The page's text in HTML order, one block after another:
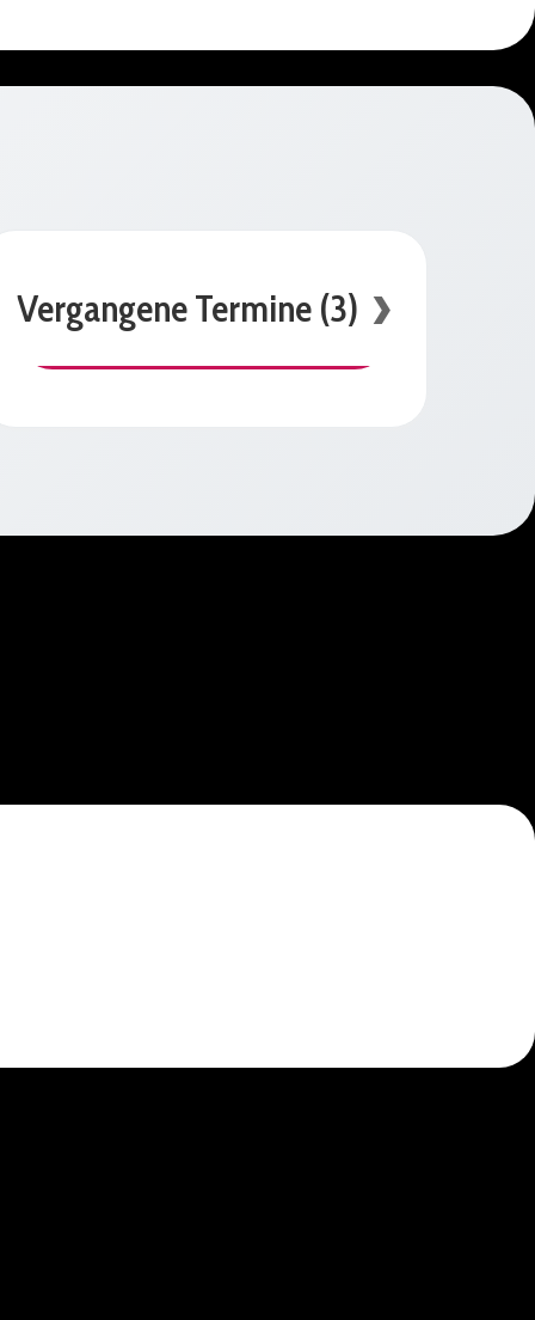
Vergangene Termine (3)